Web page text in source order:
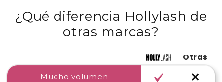
¿Qué diferencia Hollylash de
otras marcas?
Otras
Mucho volumen